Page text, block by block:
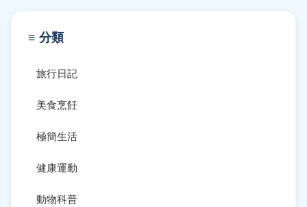
≡ 分類
旅行日記
美食烹飪
極簡生活
健康運動
動物科普